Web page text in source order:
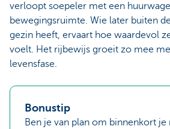
verloopt soepeler met een
bewegingsruimte. Wie later buiten
gezin heeft, ervaart hoe waardevol
voelt. Het rijbewijs groeit zo mee
levensfase.
Bonustip
Ben je van plan om binnenkort je